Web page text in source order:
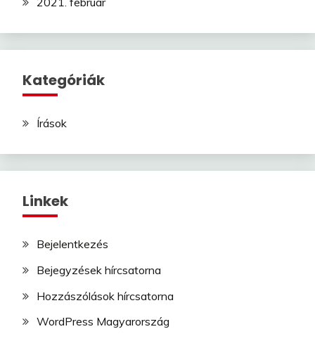
Kategóriák
Írások
Linkek
Bejelentkezés
Bejegyzések hírcsatorna
Hozzászólások hírcsatorna
WordPress Magyarország